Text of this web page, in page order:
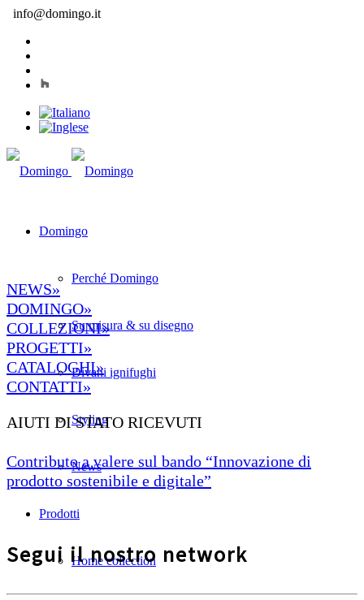
info@domingo.it
Domingo
Perché Domingo
Su misura & su disegno
Divani ignifughi
Styling
News
Prodotti
Home collection
NEWS»
DOMINGO»
COLLEZIONI»
PROGETTI»
CATALOGHI»
CONTATTI»
AIUTI DI STATO RICEVUTI
Contributo a valere sul bando “Innovazione di
prodotto sostenibile e digitale”
Segui il nostro network